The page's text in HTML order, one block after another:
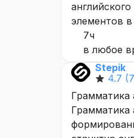
элементов
7ч
в любое
Stepik
4.7
Грамматика
Грамматика